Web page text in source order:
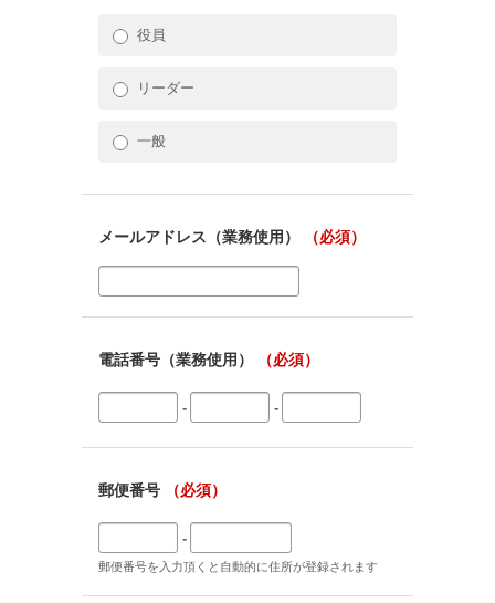
役員
リーダー
一般
メールアドレス（業務使用） （必須）
電話番号（業務使用） （必須）
- -
郵便番号 （必須）
-
郵便番号を入力頂くと自動的に住所が登録されます